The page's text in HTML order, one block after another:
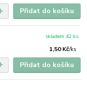
Přidat do košíku
1,50 Kč/ks
skladem 42 ks
Přidat do košíku